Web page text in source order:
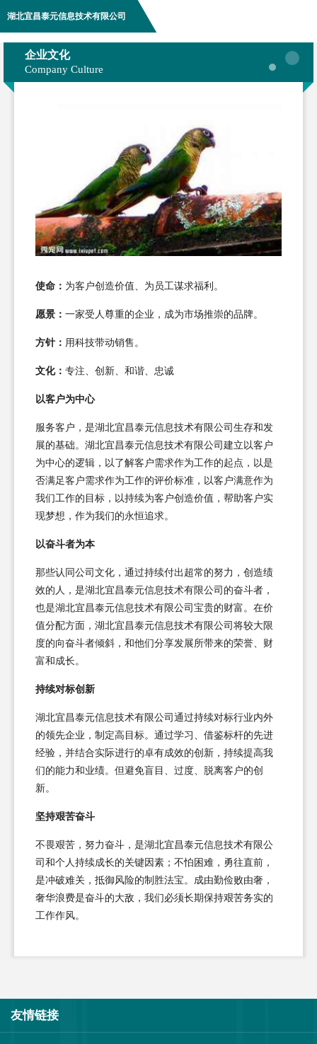
湖北宜昌泰元信息技术有限公司
企业文化
Company Culture
使命： 为客户创造价值、为员工谋求福利。
愿景： 一家受人尊重的企业，成为市场推崇的品牌。
方针： 用科技带动销售。
文化： 专注、创新、和谐、忠诚
以客户为中心
服务客户，是湖北宜昌泰元信息技术有限公司生存和发
展的基础。湖北宜昌泰元信息技术有限公司建立以客户
为中心的逻辑，以了解客户需求作为工作的起点，以是
否满足客户需求作为工作的评价标准，以客户满意作为
我们工作的目标，以持续为客户创造价值，帮助客户实
现梦想，作为我们的永恒追求。
以奋斗者为本
那些认同公司文化，通过持续付出超常的努力，创造绩
效的人，是湖北宜昌泰元信息技术有限公司的奋斗者，
也是湖北宜昌泰元信息技术有限公司宝贵的财富。在价
值分配方面，湖北宜昌泰元信息技术有限公司将较大限
度的向奋斗者倾斜，和他们分享发展所带来的荣誉、财
富和成长。
持续对标创新
湖北宜昌泰元信息技术有限公司通过持续对标行业内外
的领先企业，制定高目标。通过学习、借鉴标杆的先进
经验，并结合实际进行的卓有成效的创新，持续提高我
们的能力和业绩。但避免盲目、过度、脱离客户的创
新。
坚持艰苦奋斗
不畏艰苦，努力奋斗，是湖北宜昌泰元信息技术有限公
司和个人持续成长的关键因素；不怕困难，勇往直前，
是冲破难关，抵御风险的制胜法宝。成由勤俭败由奢，
奢华浪费是奋斗的大敌，我们必须长期保持艰苦务实的
工作作风。
友情链接